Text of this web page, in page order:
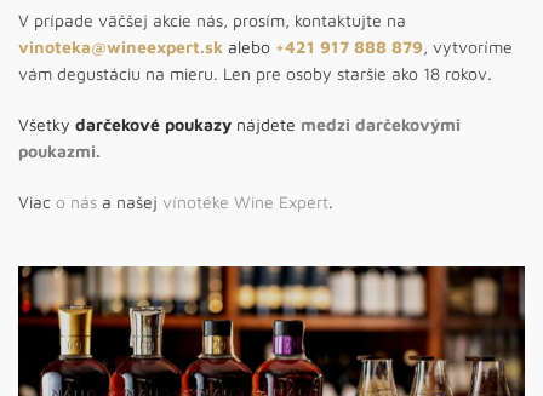
V prípade väčšej akcie nás, prosím, kontaktujte na
vinoteka@wineexpert.sk alebo +421 917 888 879, vytvoríme
vám degustáciu na mieru. Len pre osoby staršie ako 18 rokov.
Všetky darčekové poukazy nájdete medzi darčekovými
poukazmi.
Viac o nás a našej vínotéke Wine Expert.